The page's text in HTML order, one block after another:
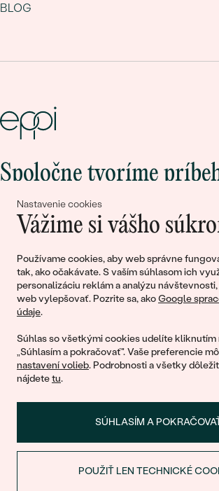
Nastavenie cookies
Vážime si vášho
Používame cookies, aby web správne
tak, ako očakávate. S vaším súhlasom ich
personalizáciu reklám a analýzu
web vylepšovať. Pozrite sa, akoGoogle
údaje.
Súhlas so všetkými cookies udelíte kliknutím
„Súhlasím a pokračovať". Vaše preferencie
nastavení volieb. Podrobnosti a všetky
nájdetetu.
SÚHLASÍM A
POUŽIŤ LEN TECHNICKÉ
BLOG
Spoločne tvoríme
lásky
© 2011 - 2026, Eppi.sk